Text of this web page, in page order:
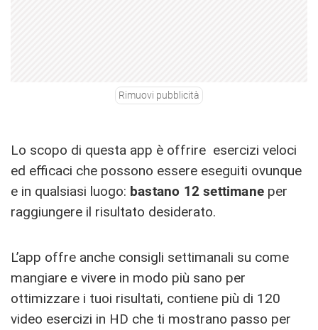
Rimuovi pubblicità
Lo scopo di questa app è offrire esercizi veloci
ed efficaci che possono essere eseguiti ovunque
e in qualsiasi luogo: bastano 12 settimane per
raggiungere il risultato desiderato.
L’app offre anche consigli settimanali su come
mangiare e vivere in modo più sano per
ottimizzare i tuoi risultati, contiene più di 120
video esercizi in HD che ti mostrano passo per